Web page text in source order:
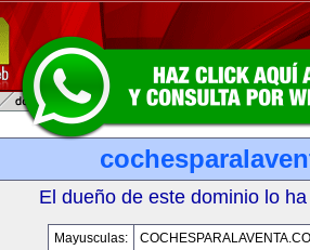
El dueño de este dominio lo
Mayusculas: